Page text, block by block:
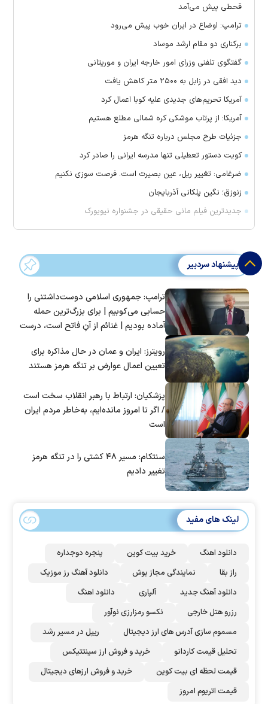
قحطی پیش می‌آمد
ترامپ: اوضاع در ایران خوب پیش می‌رود
برکناری دو مقام ارشد موساد
گفتگوی تلفنی وزرای امور خارجه ایران و موریتانی
دید افقی در زابل به ۲۵۰۰ متر کاهش یافت
آمریکا تحریم‌های جدیدی علیه کوبا اعمال کرد
آمریکا: از پرتاب موشکی کره شمالی مطلع هستیم
جزئیات طرح مجلس درباره تنگه هرمز
کویت دستور تعطیلی تنها مدرسه ایرانی را صادر کرد
ضرغامی: تغییر ریل، عین بصیرت است. فرصت سوزی نکنیم
زنوزق؛ نگین پلکانی آذربایجان
جدیدترین فیلم مانی حقیقی در جشنواره نیویورک
پیشنهاد سردبیر
ترامپ: جمهوری اسلامی دوست‌داشتنی را
حسابی می‌کوبیم | برای بزرگ‌ترین حمله
آماده بودیم | غنائم از آنِ فاتح است، درست
رویترز: ایران و عمان در حال مذاکره برای
تعیین اعمال عوارض بر تنگه هرمز هستند
پزشکیان: ارتباط با رهبر انقلاب سخت است
/ اگر تا امروز مانده‌ایم، به‌خاطر مردم ایران
است
سنتکام: مسیر ۴۸ کشتی را در تنگه هرمز
تغییر دادیم
لینک های مفید
دانلود اهنگ خرید بیت کوین
پنجره دوجداره
راز بقا
نمایندگی مجاز بوش
دانلود آهنگ رز‌ موزیک
دانلود آهنگ جدید
آلپاری
دانلود اهنگ
رزرو هتل خارجی
نکسو رمزارزی نوآور
مسموم سازی آدرس های ارز دیجیتال
ریپل در مسیر رشد
تحلیل قیمت کاردانو
خرید و فروش ارز سینتتیکس
قیمت لحظه ای بیت کوین
خرید و فروش ارزهای دیجیتال
قیمت اتریوم امروز